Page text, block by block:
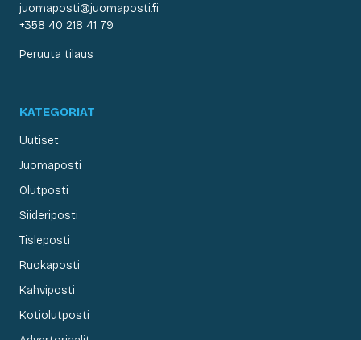
juomaposti@juomaposti.fi
+358 40 218 41 79
Peruuta tilaus
KATEGORIAT
Uutiset
Juomaposti
Olutposti
Siideriposti
Tisleposti
Ruokaposti
Kahviposti
Kotiolutposti